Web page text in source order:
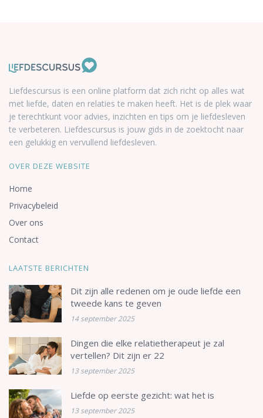
Liefdescursus is een online platform dat zich richt op alles wat
met liefde, daten en relaties te maken heeft. Het is de plek waar
je terechtkunt voor advies, inzichten en tips om je liefdesleven
te verbeteren. Liefdescursus is jouw gids in de zoektocht naar
een gelukkig en vervullend liefdesleven.
OVER DEZE WEBSITE
Home
Privacybeleid
Over ons
Contact
LAATSTE BERICHTEN
Dit zijn alle redenen om je oude liefde een
tweede kans te geven
14 september 2025
Dingen die elke relatietherapeut je zal
vertellen? Dit zijn er 22
13 september 2025
Liefde op eerste gezicht: wat het is
13 september 2025